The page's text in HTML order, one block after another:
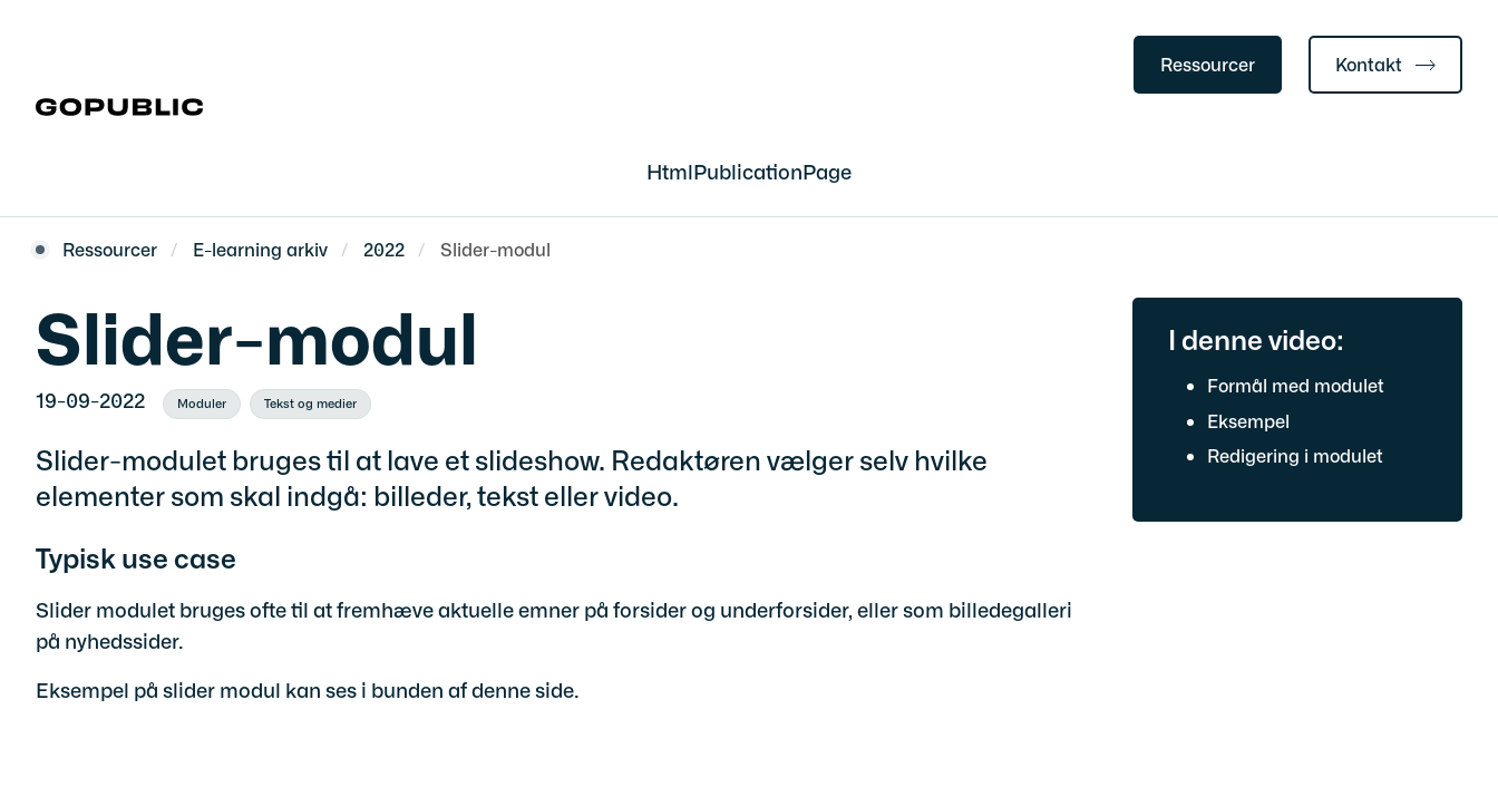
Ressourcer Kontakt
HtmlPublicationPage
Ressourcer E-learning arkiv 2022 Slider-modul
Slider-modul
19-09-2022 Moduler Tekst og medier
Slider-modulet bruges til at lave et slideshow. Redaktøren vælger selv hvilke
elementer som skal indgå: billeder, tekst eller video.
Typisk use case
Slider modulet bruges ofte til at fremhæve aktuelle emner på forsider og underforsider, eller som billedegalleri
på nyhedssider.
Eksempel på slider modul kan ses i bunden af denne side.
I denne video:
Formål med modulet
Eksempel
Redigering i modulet